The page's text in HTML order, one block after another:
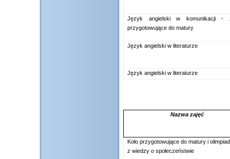
Język angielski w komunikacji -
przygotowujące do matury
Język angielski w literaturze
Język angielski w literaturze
Nazwa zajęć
Koło przygotowujące do matury i
z wiedzy o społeczeństwie